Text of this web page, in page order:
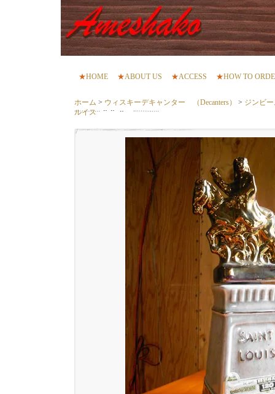
★HOME ★ABOUT US ★ACCESS ★HOW TO
ホーム > ウィスキーデキャンター （Decanters） > ジンビ
ルイス